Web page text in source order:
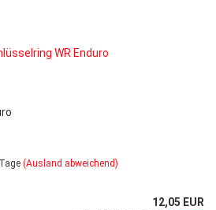
(Ausland abweichend)
12,05 EUR